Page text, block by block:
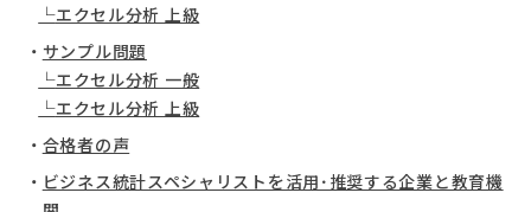
エクセル分析 上級
サンプル問題
エクセル分析 一般
エクセル分析 上級
合格者の声
ビジネス統計スペシャリストを活用･推奨する企業と教育機